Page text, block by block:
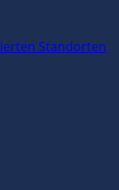
Standorten